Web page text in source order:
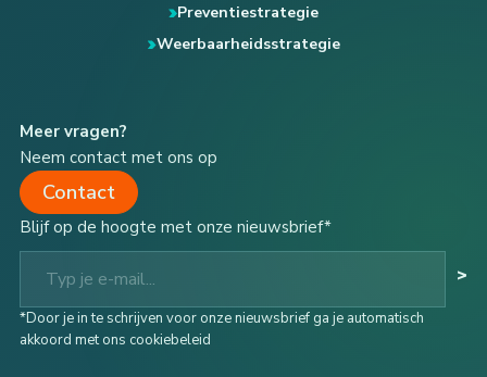
Preventiestrategie
Weerbaarheidsstrategie
Meer vragen?
Neem contact met ons op
Contact
Blijf op de hoogte met onze nieuwsbrief*
Typ je e-mail...
>
*Door je in te schrijven voor onze nieuwsbrief ga je automatisch
akkoord met ons cookiebeleid